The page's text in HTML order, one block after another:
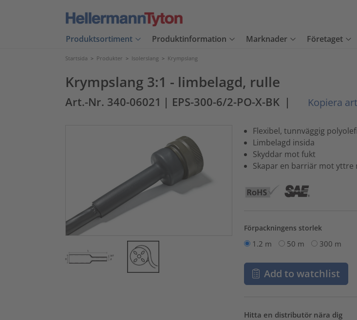
Produktsortiment Produktinformation Marknader Företaget
Startsida > Produkter > Isolerslang > Krympslang
Krympslang 3:1 - limbelagd, rulle
Art.-Nr. 340-06021 | EPS-300-6/2-PO-X-BK | Kopiera
Flexibel, tunnväggig
Limbelagd insida
Skyddar mot fukt
Skapar en barriär mot
Förpackningens storlek
1.2 m 50 m 300 m
Add to watchlist
Hitta en distributör nära dig